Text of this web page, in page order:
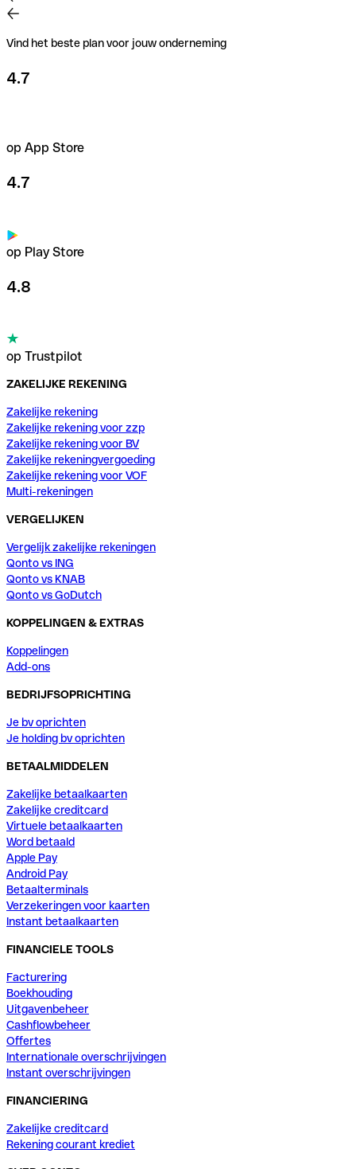
Vind het beste plan voor jouw onderneming
4.7
op App Store
4.7
op Play Store
4.8
op Trustpilot
ZAKELIJKE REKENING
Zakelijke rekening
Zakelijke rekening voor zzp
Zakelijke rekening voor BV
Zakelijke rekeningvergoeding
Zakelijke rekening voor VOF
Multi-rekeningen
VERGELIJKEN
Vergelijk zakelijke rekeningen
Qonto vs ING
Qonto vs KNAB
Qonto vs GoDutch
KOPPELINGEN & EXTRAS
Koppelingen
Add-ons
BEDRIJFSOPRICHTING
Je bv oprichten
Je holding bv oprichten
BETAALMIDDELEN
Zakelijke betaalkaarten
Zakelijke creditcard
Virtuele betaalkaarten
Word betaald
Apple Pay
Android Pay
Betaalterminals
Verzekeringen voor kaarten
Instant betaalkaarten
FINANCIELE TOOLS
Facturering
Boekhouding
Uitgavenbeheer
Cashflowbeheer
Offertes
Internationale overschrijvingen
Instant overschrijvingen
FINANCIERING
Zakelijke creditcard
Rekening courant krediet